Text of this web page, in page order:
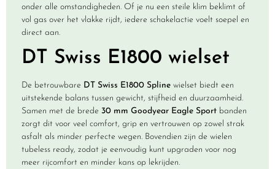
onder alle omstandigheden. Of je nu een steile klim beklimt of
vol gas over het vlakke rijdt, iedere schakelactie voelt soepel en
direct aan.
DT Swiss E1800 wielset
De betrouwbare DT Swiss E1800 Spline wielset biedt een
uitstekende balans tussen gewicht, stijfheid en duurzaamheid.
Samen met de brede 30 mm Goodyear Eagle Sport banden
zorgt dit voor veel comfort, grip en vertrouwen op zowel strak
asfalt als minder perfecte wegen. Bovendien zijn de wielen
tubeless ready, zodat je eenvoudig kunt upgraden voor nog
meer rijcomfort en minder kans op lekrijden.